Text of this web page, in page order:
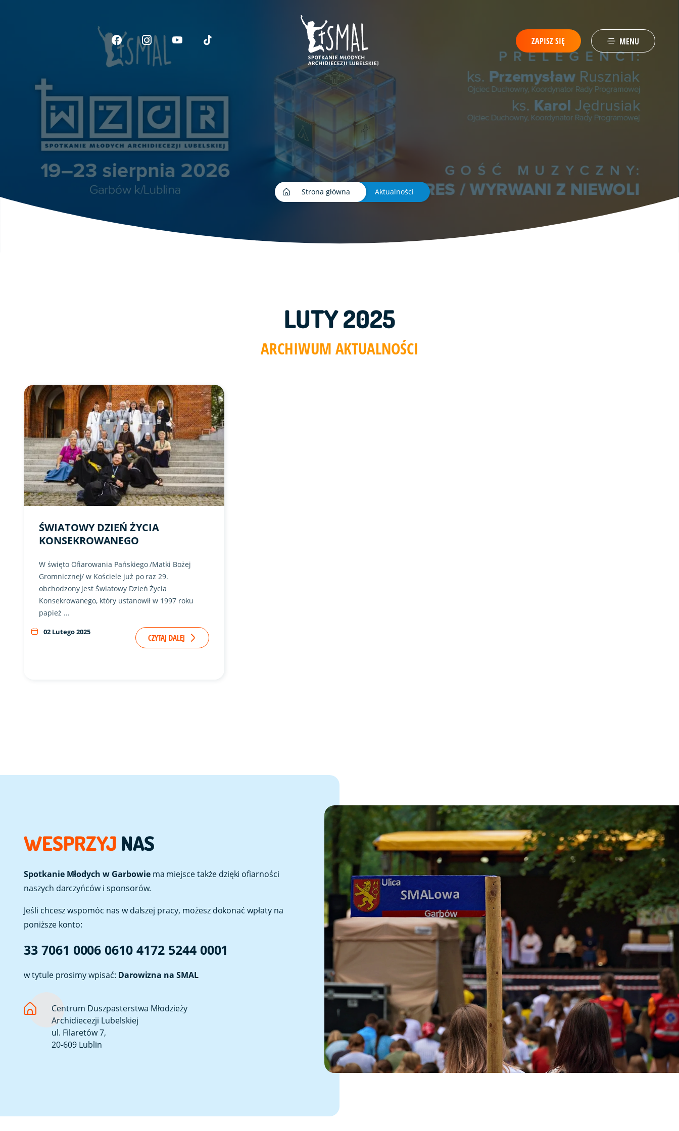
Link otwiera sie w nowej karcie
Link otwiera sie w nowej karcie
Link otwiera sie w nowej karcie
Link otwiera sie w nowej karcie ZAPISZ SIĘ MENU
Strona główna Aktualności
LUTY 2025
ARCHIWUM AKTUALNOŚCI
Link do artykułu "Światowy Dzień Życia Konsekrowanego" ze zdjęciem w tle
ŚWIATOWY DZIEŃ ŻYCIA
KONSEKROWANEGO
W święto Ofiarowania Pańskiego /Matki Bożej
Gromnicznej/ w Kościele już po raz 29.
obchodzony jest Światowy Dzień Życia
Konsekrowanego, który ustanowił w 1997 roku
papież ...
02 Lutego 2025
CZYTAJ DALEJ
WESPRZYJ NAS
Spotkanie Młodych w Garbowiema miejsce także dzięki ofiarności
naszych darczyńców i sponsorów.
Jeśli chcesz wspomóc nas w dalszej pracy, możesz dokonać wpłaty na
poniższe konto:
33 7061 0006 0610 4172 5244 0001
w tytule prosimy wpisać: Darowizna na SMAL
Centrum Duszpasterstwa Młodzieży
Archidiecezji Lubelskiej
ul. Filaretów 7,
20-609 Lublin